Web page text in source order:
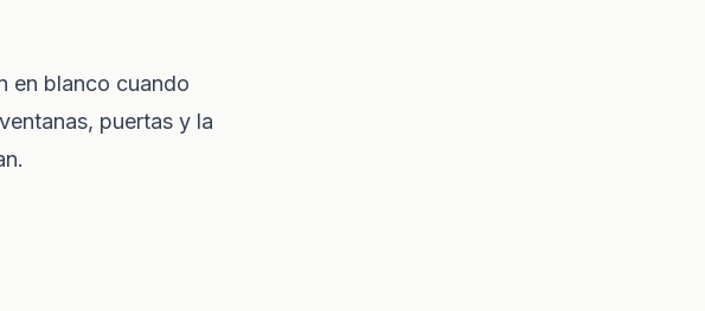
en blanco cuando
puertas y la